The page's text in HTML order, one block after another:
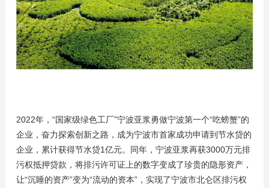
2022年，“国家级绿色工厂”宁波亚浆勇做宁波第一个“吃螃蟹”的
企业，奋力探索创新之路，成为宁波市首家成功申请到节水贷的
企业，累计获得节水贷1亿元。同年，宁波亚浆再获3000万元排
污权抵押贷款，将排污许可证上的数字变成了珍贵的隐形资产，
让“沉睡的资产”变为“流动的资本”，实现了宁波市北仑区排污权